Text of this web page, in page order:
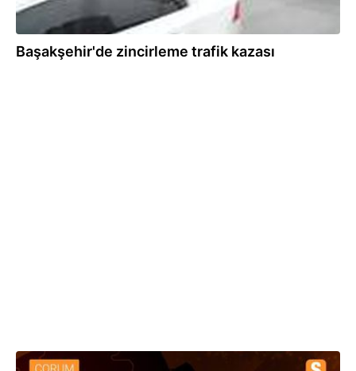
Başakşehir'de zincirleme trafik kazası
05.11.2020